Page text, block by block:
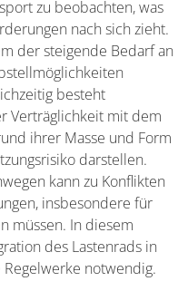
zu beobachten, was
nach sich zieht.
der steigende Bedarf an
besteht
Verträglichkeit mit dem
ihrer Masse und Form
darstellen.
kann zu Konflikten
insbesondere für
müssen. In diesem
des Lastenrads in
notwendig.